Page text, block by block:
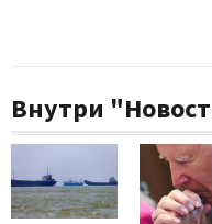
Внутри